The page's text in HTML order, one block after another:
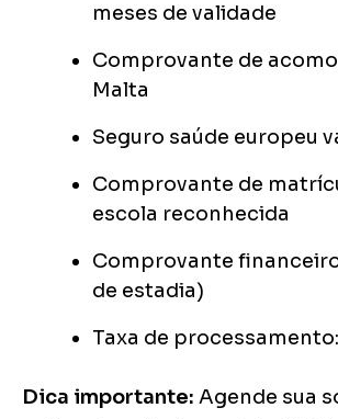
meses de validade
Comprovante de
Malta
Seguro saúde europeu
Comprovante de
escola reconhecida
Comprovante
de estadia)
Taxa de
Dica importante: Agende sua